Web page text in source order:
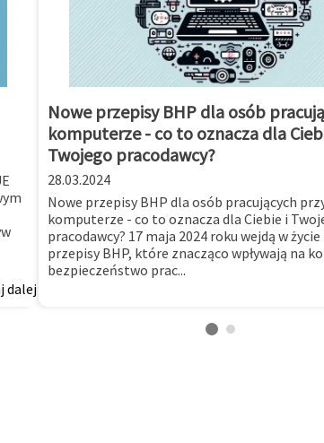
dalej
Nowe przepisy BHP dla osób
komputerze - co to oznacza dla
Twojego pracodawcy?
28.03.2024
Nowe przepisy BHP dla osób pracujących
komputerze - co to oznacza dla Ciebie i
pracodawcy? 17 maja 2024 roku wejdą w
przepisy BHP, które znacząco wpływają na
bezpieczeństwo prac...